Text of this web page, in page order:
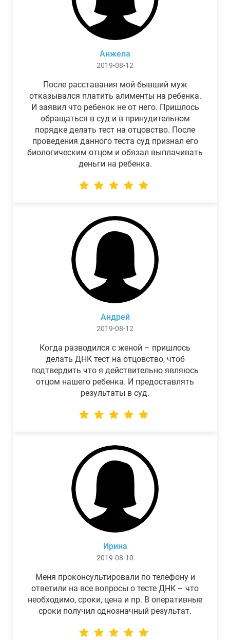
Анжела
2019-08-12
После расставания мой бывший муж
отказывался платить алименты на ребенка.
И заявил что ребенок не от него. Пришлось
обращаться в суд и в принудительном
порядке делать тест на отцовство. После
проведения данного теста суд признал его
биологическим отцом и обязал выплачивать
деньги на ребенка.
Андрей
2019-08-12
Когда разводился с женой – пришлось
делать ДНК тест на отцовство, чтоб
подтвердить что я действительно являюсь
отцом нашего ребенка. И предоставлять
результаты в суд.
Ирина
2019-08-10
Меня проконсультировали по телефону и
ответили на все вопросы о тесте ДНК – что
необходимо, сроки, цена и пр. В оперативные
сроки получил однозначный результат.